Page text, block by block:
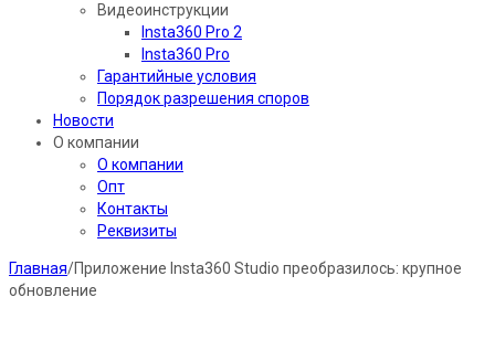
Видеоинструкции
Insta360 Pro 2
Insta360 Pro
Гарантийные условия
Порядок разрешения споров
Новости
О компании
О компании
Опт
Контакты
Реквизиты
Главная/Приложение Insta360 Studio преобразилось: крупное
обновление